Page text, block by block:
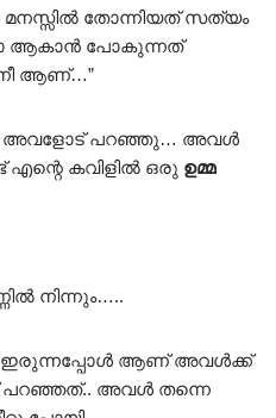
മനസ്സിൽ തോന്നിയത് സത്യം
ആകാൻ പോകുന്നത്
ആണ്…”
അവളോട് പറഞ്ഞു… അവൾ
കവിളിൽ ഒരു ഉമ്മ
നിന്നും…..
ഇരുന്നപ്പോൾ ആണ് അവൾക്ക്
പറഞ്ഞത്.. അവൾ തന്നെ